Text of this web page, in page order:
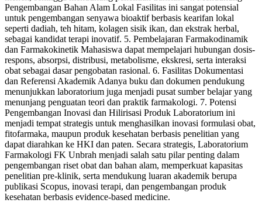
Pengembangan Bahan Alam Lokal Fasilitas ini sangat potensial
untuk pengembangan senyawa bioaktif berbasis kearifan lokal
seperti dadiah, teh hitam, kolagen sisik ikan, dan ekstrak herbal,
sebagai kandidat terapi inovatif. 5. Pembelajaran Farmakodinamik
dan Farmakokinetik Mahasiswa dapat mempelajari hubungan dosis-
respons, absorpsi, distribusi, metabolisme, ekskresi, serta interaksi
obat sebagai dasar pengobatan rasional. 6. Fasilitas Dokumentasi
dan Referensi Akademik Adanya buku dan dokumen pendukung
menunjukkan laboratorium juga menjadi pusat sumber belajar yang
menunjang penguatan teori dan praktik farmakologi. 7. Potensi
Pengembangan Inovasi dan Hilirisasi Produk Laboratorium ini
menjadi tempat strategis untuk menghasilkan inovasi formulasi obat,
fitofarmaka, maupun produk kesehatan berbasis penelitian yang
dapat diarahkan ke HKI dan paten. Secara strategis, Laboratorium
Farmakologi FK Unbrah menjadi salah satu pilar penting dalam
pengembangan riset obat dan bahan alam, memperkuat kapasitas
penelitian pre-klinik, serta mendukung luaran akademik berupa
publikasi Scopus, inovasi terapi, dan pengembangan produk
kesehatan berbasis evidence-based medicine.